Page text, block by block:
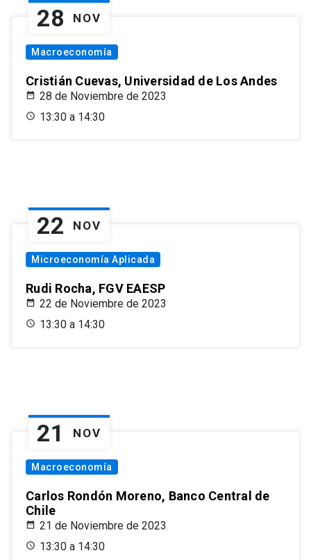
28 NOV
Macroeconomía
Cristián Cuevas, Universidad de Los Andes
28 de Noviembre de 2023
13:30 a 14:30
22 NOV
Microeconomía Aplicada
Rudi Rocha, FGV EAESP
22 de Noviembre de 2023
13:30 a 14:30
21 NOV
Macroeconomía
Carlos Rondón Moreno, Banco Central de
Chile
21 de Noviembre de 2023
13:30 a 14:30